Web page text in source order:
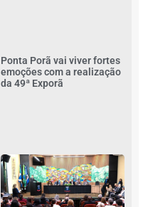
Ponta Porã vai viver fortes
emoções com a realização
da 49ª Exporã